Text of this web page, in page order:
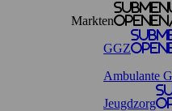
Markten
GGZ
Ambulante
Jeugdzorg